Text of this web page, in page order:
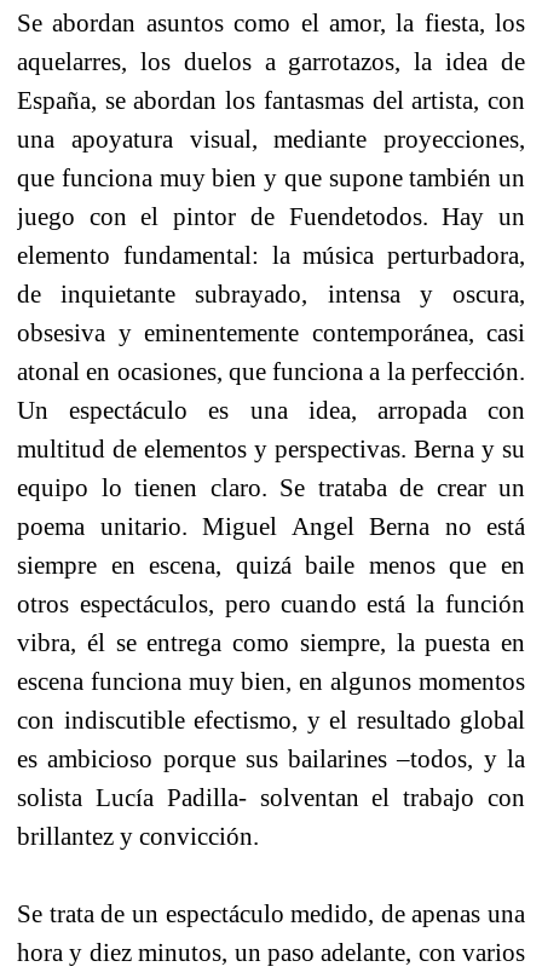
Se abordan asuntos como el amor, la fiesta, los
aquelarres, los duelos a garrotazos, la idea de
España, se abordan los fantasmas del artista, con
una apoyatura visual, mediante proyecciones,
que funciona muy bien y que supone también un
juego con el pintor de Fuendetodos. Hay un
elemento fundamental: la música perturbadora,
de inquietante subrayado, intensa y oscura,
obsesiva y eminentemente contemporánea, casi
atonal en ocasiones, que funciona a la perfección.
Un espectáculo es una idea, arropada con
multitud de elementos y perspectivas. Berna y su
equipo lo tienen claro. Se trataba de crear un
poema unitario. Miguel Angel Berna no está
siempre en escena, quizá baile menos que en
otros espectáculos, pero cuando está la función
vibra, él se entrega como siempre, la puesta en
escena funciona muy bien, en algunos momentos
con indiscutible efectismo, y el resultado global
es ambicioso porque sus bailarines –todos, y la
solista Lucía Padilla- solventan el trabajo con
brillantez y convicción.
Se trata de un espectáculo medido, de apenas una
hora y diez minutos, un paso adelante, con varios